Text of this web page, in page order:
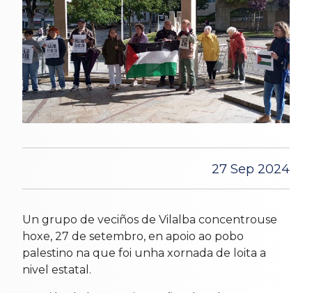
27 Sep 2024
Un grupo de veciños de Vilalba concentrouse
hoxe, 27 de setembro, en apoio ao pobo
palestino na que foi unha xornada de loita a
nivel estatal.